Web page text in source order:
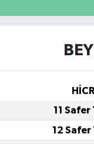
HİCRİ
11 Safer
12 Safer